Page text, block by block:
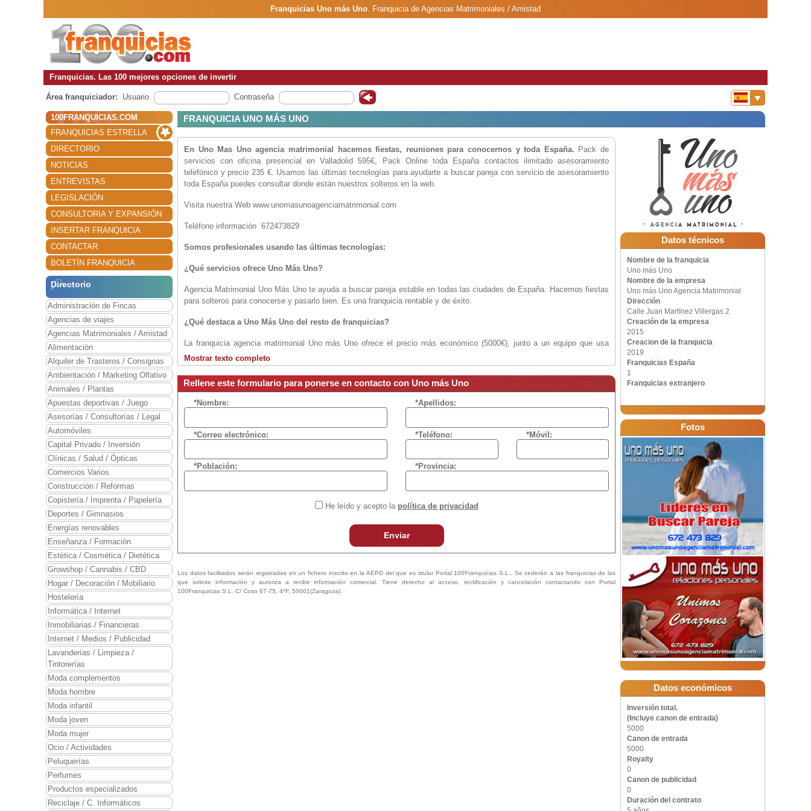
Franquicias Uno más Uno. Franquicia de Agencias Matrimoniales / Amistad
Franquicias. Las 100 mejores opciones de invertir
Área franquiciador: Usuario Contraseña
100FRANQUICIAS.COM
FRANQUICIAS ESTRELLA
DIRECTORIO
NOTICIAS
ENTREVISTAS
LEGISLACIÓN
CONSULTORIA Y EXPANSIÓN
INSERTAR FRANQUICIA
CONTACTAR
BOLETÍN FRANQUICIA
Directorio
Administración de Fincas
Agencias de viajes
Agencias Matrimoniales / Amistad
Alimentación
Alquiler de Trasteros / Consignas
Ambientación / Marketing Olfativo
Animales / Plantas
Apuestas deportivas / Juego
Asesorías / Consultorías / Legal
Automóviles
Capital Privado / Inversión
Clínicas / Salud / Ópticas
Comercios Varios
Construcción / Reformas
Copistería / Imprenta / Papelería
Deportes / Gimnasios
Energías renovables
Enseñanza / Formación
Estética / Cosmética / Dietética
Growshop / Cannabis / CBD
Hogar / Decoración / Mobiliario
Hostelería
Informática / Internet
Inmobiliarias / Financieras
Internet / Medios / Publicidad
Lavanderías / Limpieza /
Tintorerías
Moda complementos
Moda hombre
Moda infantil
Moda joven
Moda mujer
Ocio / Actividades
Peluquerías
Perfumes
Productos especializados
Reciclaje / C. Informáticos
FRANQUICIA UNO MÁS UNO
En Uno Mas Uno agencia matrimonial hacemos fiestas, reuniones para conocernos y toda España. Pack de
servicios con oficina presencial en Valladolid 595€, Pack Online toda España contactos ilimitado asesoramiento
telefónico y precio 235 €. Usamos las últimas tecnologías para ayudarte a buscar pareja con servicio de asesoramiento
toda España puedes consultar donde están nuestros solteros en la web.
Visita nuestra Web www.unomasunoagenciamatrimonial.com
Teléfono información 672473829
Somos profesionales usando las últimas tecnologías:
¿Qué servicios ofrece Uno Más Uno?
Agencia Matrimonial Uno Más Uno te ayuda a buscar pareja estable en todas las ciudades de España. Hacemos fiestas
para solteros para conocerse y pasarlo bien. Es una franquicia rentable y de éxito.
¿Qué destaca a Uno Más Uno del resto de franquicias?
La franquicia agencia matrimonial Uno más Uno ofrece el precio más económico (5000€), junto a un equipo que usa
todas las tecnologías, redes sociales y Google para llegar a solteros que buscan pareja.
¿Cuál es la situación de las agencias matrimoniales? ¿Se encuentra en un buen momento?
nosotros aportamos una ayuda profesional durante la búsqueda de pareja. Llevamos varios años con solteros y solteras
¿Cuál es el perfil del franquiciado que buscáis?
Llegar a ser tu propio jefe, capacidad de administrar tu tiempo y poder organizar tu empresa. Básicamente una persona
emprendedora, con capacidad de autogestión. Buscamos un profesional con capacidad comercial y afán por dar el mejor
¿Qué ayudas ofrecéis al emprendedor interesado?
Asesoramiento por la oficina central que se encuentra en Valladolid, el mejor precio y contrato por 5 años. Con la
posibilidad de devolución de una parte después de 2 años según condiciones generales.
Principalmente buscamos en las ciudades del territorio nacional (España) y también en Portugal.
Mostrar texto completo
Rellene este formulario para ponerse en contacto con Uno más Uno
*Nombre: *Apellidos:
*Correo electrónico: *Teléfono: *Móvil:
*Población: *Provincia:
He leído y acepto la política de privacidad
Enviar
Los datos facilitados serán registrados en un fichero inscrito en la AEPD del que es titular Portal 100Franquicias S.L.. Se cederán a las franquicias de las
que solicite información y autoriza a recibir información comercial. Tiene derecho al acceso, rectificación y cancelación contactando con Portal
100Franquicias S.L. C/ Coso 67-75, 4ºF, 50001(Zaragoza).
Datos técnicos
Nombre de la franquicia
Uno más Uno
Nombre de la empresa
Uno más Uno Agencia Matrimonial
Dirección
Calle Juan Martínez Villergas 2
Creación de la empresa
2015
Creacion de la franquicia
2019
Franquicias España
1
Franquicias extranjero
Fotos
Datos económicos
Inversión total.
(Incluye canon de entrada)
5000
Canon de entrada
5000
Royalty
0
Canon de publicidad
0
Duración del contrato